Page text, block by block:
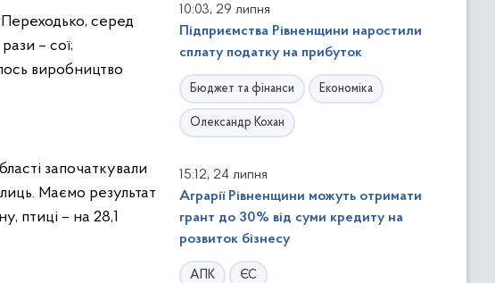
серед
– сої;
виробництво
започаткували
Маємо результат
птиці – на 28,1
10:03, 29 липня
Підприємства Рівненщини наростили
сплату податку на прибуток
Бюджет та фінанси Економіка
Олександр Кохан
15:12, 24 липня
Аграрії Рівненщини можуть отримати
грант до 30% від суми кредиту на
розвиток бізнесу
АПК ЄС